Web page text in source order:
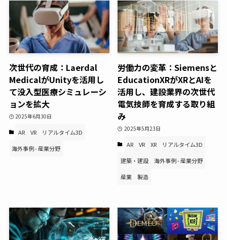
次世代の育成：Laerdal
MedicalがUnityを活用し
て没入型医療シミュレーシ
ョンを拡大
2025年6月30日
AR VR
リアルタイム3D
海外事例 - 産業分野
労働力の変革：Siemensと
EducationXRがXRとAIを
活用し、建設業界の次世代
電気技師を育成する取り組
み
2025年5月23日
AR VR XR
リアルタイム3D
建築・建設
海外事例 - 産業分野
産業
製造